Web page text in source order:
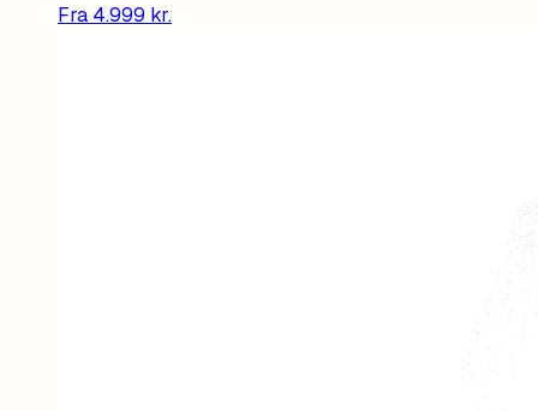
Fra 4.999 kr.